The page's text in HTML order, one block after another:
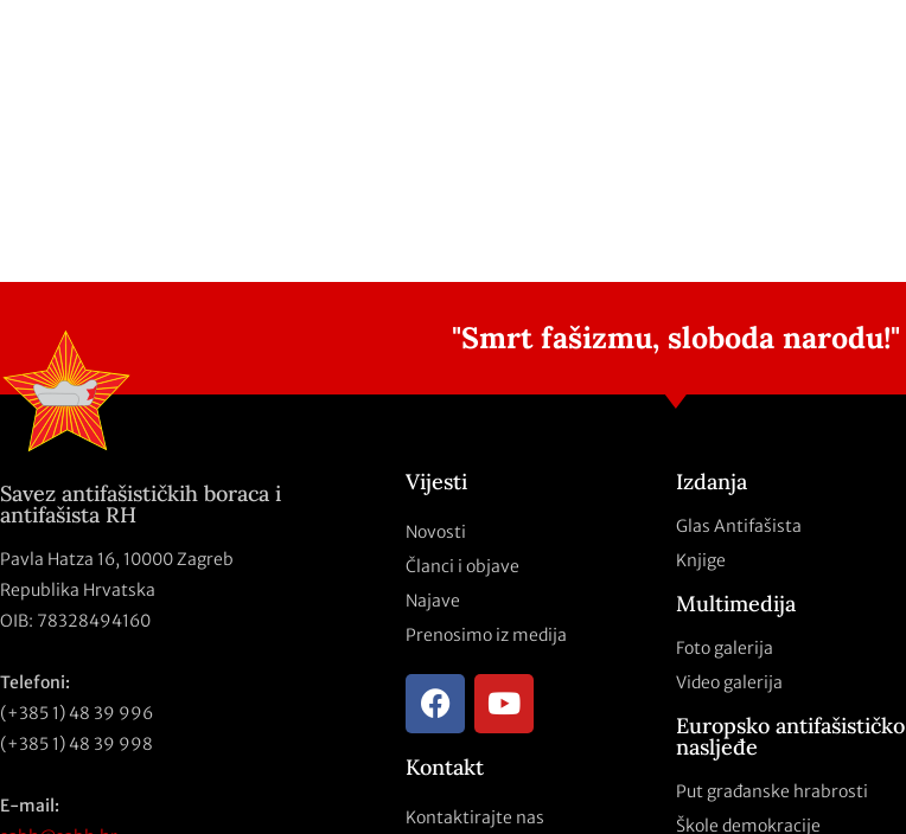
"Smrt fašizmu, sloboda narodu!"
Savez antifašističkih boraca i
antifašista RH
Pavla Hatza 16, 10000 Zagreb
Republika Hrvatska
OIB: 78328494160
Telefoni:
(+385 1) 48 39 996
(+385 1) 48 39 998
E-mail:
Vijesti
Novosti
Članci i objave
Najave
Prenosimo iz medija
Kontakt
Kontaktirajte nas
Izdanja
Glas Antifašista
Knjige
Multimedija
Foto galerija
Video galerija
Europsko antifašističko
nasljeđe
Put građanske hrabrosti
Škole demokracije